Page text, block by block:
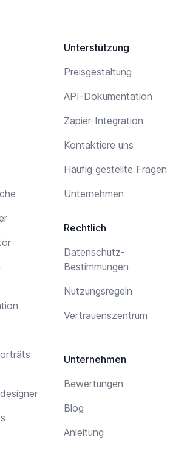
Unterstützung
Preisgestaltung
API-Dokumentation
Zapier-Integration
Kontaktiere uns
Häufig gestellte Fragen
Unternehmen
Rechtlich
Datenschutz-
Bestimmungen
Nutzungsregeln
Vertrauenszentrum
Unternehmen
Bewertungen
Blog
Anleitung